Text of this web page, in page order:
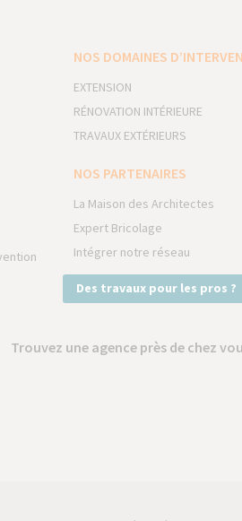
NOS DOMAINES
EXTENSION
RÉNOVATION INTÉRIEURE
TRAVAUX EXTÉRIEURS
NOS PARTENAIRES
La Maison des Architectes
Expert Bricolage
Intégrer notre réseau
Des travaux pour les pros ?
Trouvez une agence près de chez